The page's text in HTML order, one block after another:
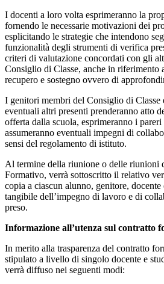
I docenti a loro volta esprimeranno la
fornendo le necessarie motivazioni dei
esplicitando le strategie che intendono
funzionalità degli strumenti di verifica
criteri di valutazione concordati con gli
Consiglio di Classe, anche in riferimento
recupero e sostegno ovvero di
I genitori membri del Consiglio di Classe
eventuali altri presenti prenderanno atto
offerta dalla scuola, esprimeranno i
assumeranno eventuali impegni di
sensi del regolamento di istituto.
Al termine della riunione o delle riunioni
Formativo, verrà sottoscritto il relativo
copia a ciascun alunno, genitore,
tangibile dell’impegno di lavoro e di
preso.
Informazione all’utenza sul contratto
In merito alla trasparenza del contratto
stipulato a livello di singolo docente e
verrà diffuso nei seguenti modi: